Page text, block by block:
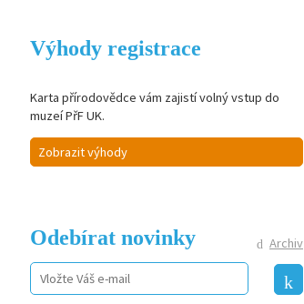
Výhody registrace
Karta přírodovědce vám zajistí volný vstup do
muzeí PřF UK.
Zobrazit výhody
Archiv
Odebírat novinky